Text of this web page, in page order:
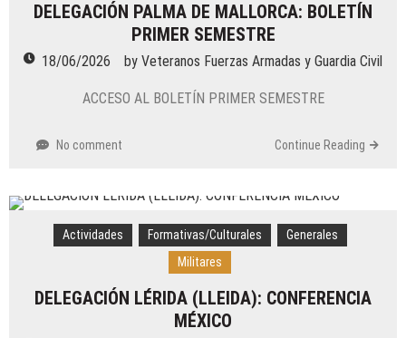
DELEGACIÓN PALMA DE MALLORCA: BOLETÍN
PRIMER SEMESTRE
18/06/2026 by Veteranos Fuerzas Armadas y Guardia Civil
ACCESO AL BOLETÍN PRIMER SEMESTRE
No comment Continue Reading
Actividades Formativas/Culturales
Generales
Militares
DELEGACIÓN LÉRIDA (LLEIDA): CONFERENCIA
MÉXICO